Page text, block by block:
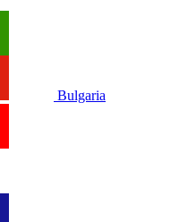
Bulgaria